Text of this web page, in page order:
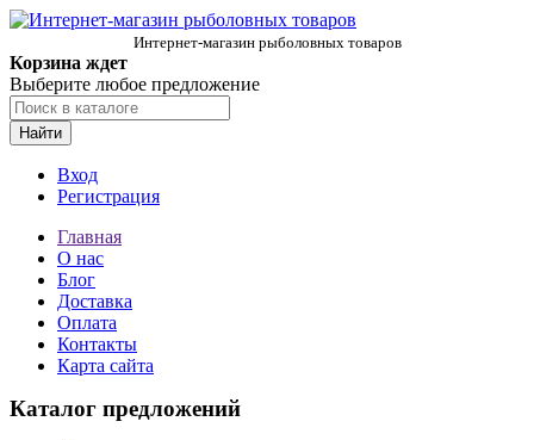
Интернет-магазин рыболовных товаров
Корзина ждет
Выберите любое предложение
Найти
Вход
Регистрация
Главная
О нас
Блог
Доставка
Оплата
Контакты
Карта сайта
Каталог предложений